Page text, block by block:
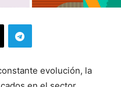
evolución, la